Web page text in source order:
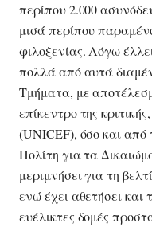
περίπου 2.000
μισά περίπου
φιλοξενίας. Λόγω
πολλά από αυτά
Τμήματα, με
επίκεντρο της
(UNICEF), όσο και
Πολίτη για τα
μεριμνήσει για τη
ενώ έχει αθετήσει και
ευέλικτες δομές